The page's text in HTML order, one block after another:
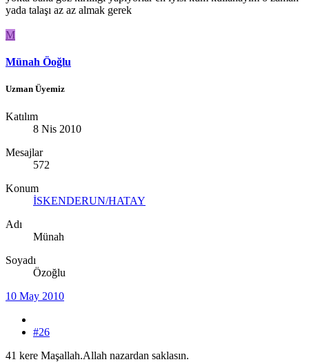
yada talaşı az az almak gerek
M
Münah Öoğlu
Uzman Üyemiz
Katılım
8 Nis 2010
Mesajlar
572
Konum
İSKENDERUN/HATAY
Adı
Münah
Soyadı
Özoğlu
10 May 2010
#26
41 kere Maşallah.Allah nazardan saklasın.